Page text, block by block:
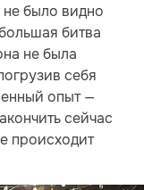
не было видно
битва
не была
себя
опыт —
сейчас
происходит